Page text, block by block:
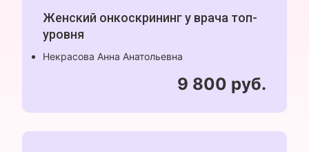
Женский онкоскрининг у врача топ-
уровня
Некрасова Анна Анатольевна
9 800 руб.